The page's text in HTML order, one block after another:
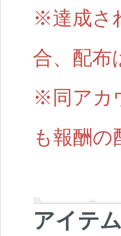
※達成さ
合、配布
※同アカ
も報酬
アイテ